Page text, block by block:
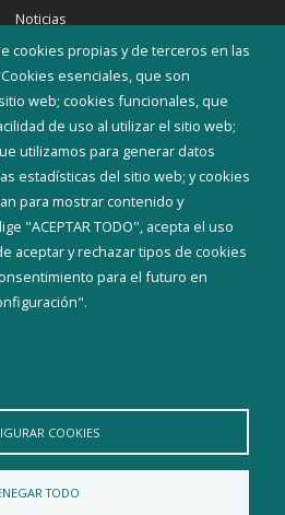
cookies propias y de terceros en las
esenciales, que son
web; cookies funcionales, que
de uso al utilizar el sitio web;
utilizamos para generar datos
estadísticas del sitio web; y cookies
para mostrar contenido y
"ACEPTAR TODO", acepta el uso
aceptar y rechazar tipos de cookies
para el futuro en
COOKIES
TODO
Noticias
Eventos
Municipal
de interés
SESIÓN
MAPA WEB